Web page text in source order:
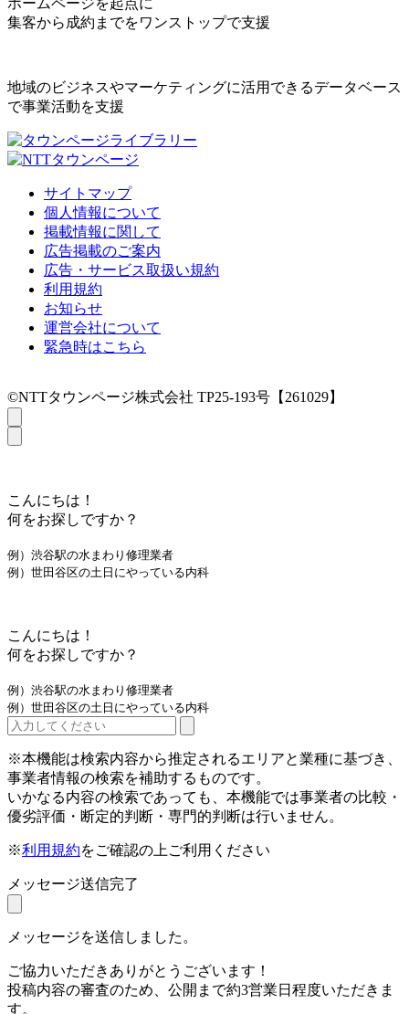
集客から成約までをワンストップで支援
地域のビジネスやマーケティングに活用できるデータベース
で事業活動を支援
サイトマップ
個人情報について
掲載情報に関して
広告掲載のご案内
広告・サービス取扱い規約
利用規約
お知らせ
運営会社について
緊急時はこちら
©NTTタウンページ株式会社 TP25-193号【261029】
こんにちは！
何をお探しですか？
例）渋谷駅の水まわり修理業者
例）世田谷区の土日にやっている内科
こんにちは！
何をお探しですか？
例）渋谷駅の水まわり修理業者
例）世田谷区の土日にやっている内科
※本機能は検索内容から推定されるエリアと業種に基づき、
事業者情報の検索を補助するものです。
いかなる内容の検索であっても、本機能では事業者の比較・
優劣評価・断定的判断・専門的判断は行いません。
※利用規約をご確認の上ご利用ください
メッセージ送信完了
メッセージを送信しました。
ご協力いただきありがとうございます！
投稿内容の審査のため、公開まで約3営業日程度いただきま
す。